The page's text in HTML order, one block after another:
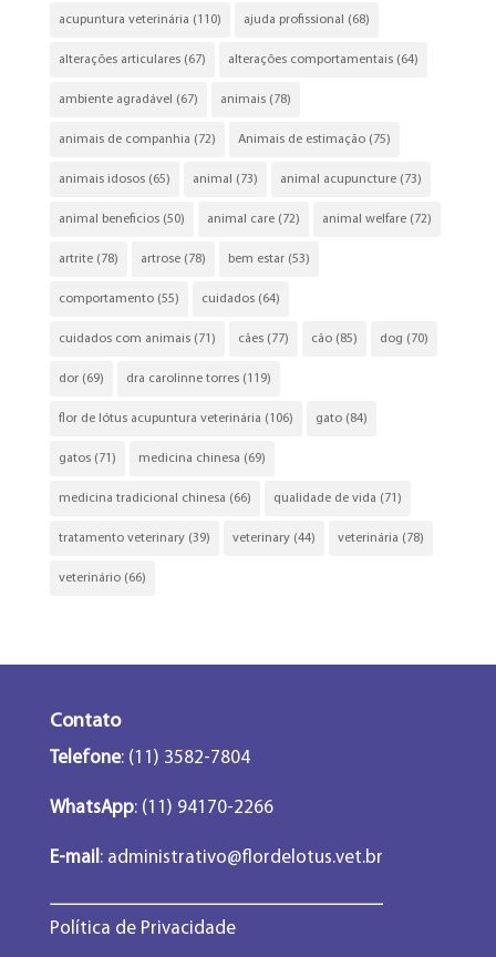
acupuntura veterinária (110) ajuda profissional (68)
alterações articulares(67) alterações comportamentais(64)
ambiente agradável (67) animais(78)
animais de companhia (72) Animais de estimação(75)
animais idosos(65) animal (73) animal acupuncture(73)
animal beneficios(50) animal care(72) animal welfare(72)
artrite(78) artrose(78) bem estar(53)
comportamento(55) cuidados(64)
cuidados com animais(71) cães(77) cão(85) dog (70)
dor(69) dra carolinne torres(119)
flor de lótus acupuntura veterinária (106) gato(84)
gatos(71) medicina chinesa (69)
medicina tradicional chinesa (66) qualidade de vida (71)
tratamento veterinary(39) veterinary(44) veterinária (78)
veterinário(66)
Contato
Telefone: (11) 3582-7804
WhatsApp: (11) 94170-2266
E-mail :administrativo@flordelotus.vet.br
Política de Privacidade